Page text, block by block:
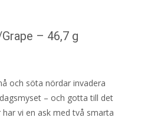
– 46,7 g
och söta nördar invadera
– och gotta till det
vi en ask med två smarta